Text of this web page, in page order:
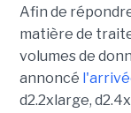
Afin de
matière de
volumes de
annoncé
d2.2xlarge,